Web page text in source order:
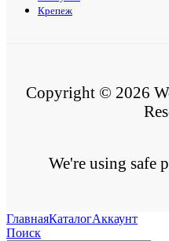
Крепеж
Copyright © 2026
We're using safe
ГлавнаяКаталогАккаунт
Поиск